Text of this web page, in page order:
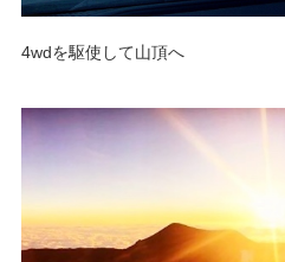
4wdを駆使して山頂へ